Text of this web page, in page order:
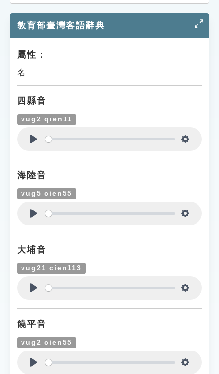
知識索引
遊戲專區
教學應用
貓頭鷹博士
教育部臺灣客語辭典
屬性：
名
四縣音
vug2 qien11
海陸音
vug5 cien55
大埔音
vug21 cien113
饒平音
vug2 cien55